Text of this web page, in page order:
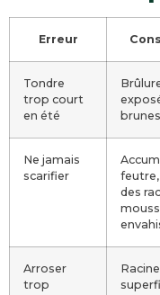
Erreur
Tondre
trop court
en été
Ne jamais
scarifier
feutre,
des
Arroser
trop